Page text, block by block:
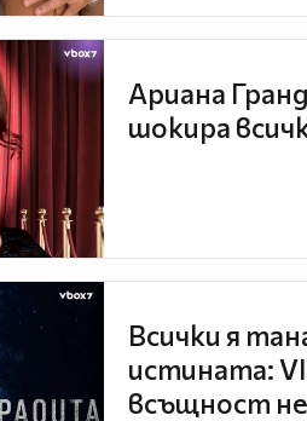
Ариана
шокира
Всички я
истината:
всъщност